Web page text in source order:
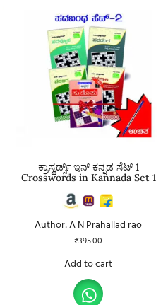
ಕ್ರಾಸ್ವರ್ಡ್ಸ್ ಇನ್ ಕನ್ನಡ ಸೆಟ್ 1
Crosswords in Kannada Set 1
Author: A N Prahallad rao
₹395.00
Add to cart